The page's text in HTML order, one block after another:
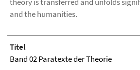
and the humanities.
Titel
Band 02 Paratexte der Theorie